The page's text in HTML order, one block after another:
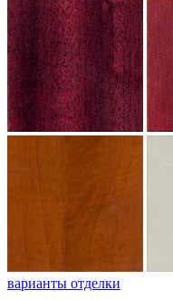
варианты отделки